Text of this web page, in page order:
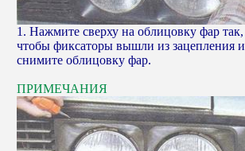
1. Нажмите сверху на облицовку фар так,
чтобы фиксаторы вышли из зацепления и
снимите облицовку фар.
ПРИМЕЧАНИЯ